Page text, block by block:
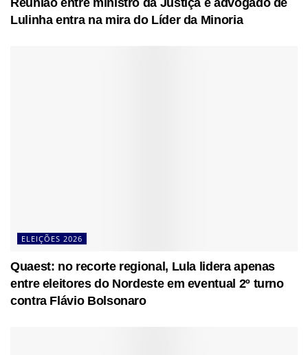
Lulinha entra na mira do Líder da Minoria
ELEIÇÕES 2026
Quaest: no recorte regional, Lula lidera apenas
entre eleitores do Nordeste em eventual 2º turno
contra Flávio Bolsonaro